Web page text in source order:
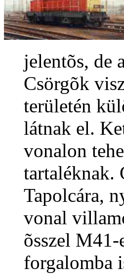
jelentõs, de
Csörgõk
területén
látnak el.
vonalon
tartaléknak.
Tapolcára,
vonal
õsszel
forgalomba